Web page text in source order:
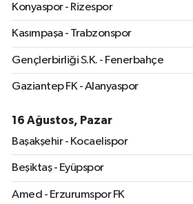
Konyaspor - Rizespor
Kasımpaşa - Trabzonspor
Gençlerbirliği S.K. - Fenerbahçe
Gaziantep FK - Alanyaspor
16 Ağustos, Pazar
Başakşehir - Kocaelispor
Beşiktaş - Eyüpspor
Amed - Erzurumspor FK